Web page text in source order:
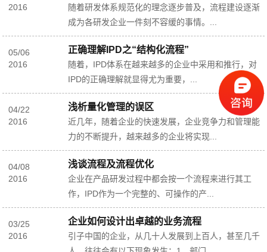
2016
随着研发体系规范化的理念逐步普及，流程建设逐渐
成为各研发企业一件刻不容缓的事情。...
05/06
2016
正确理解IPD之“结构化流程”
随着，IPD体系在越来越多的企业中采用和推行，对
IPD的正确理解就显得尤为重要，...
04/22
2016
浅析量化管理的误区
近几年，随着企业的快速发展，企业竞争力和管理能
力的不断提升，越来越多的企业将实现...
04/08
2016
浅谈流程及流程优化
企业在产品研发过程中都会按一个流程来进行其工
作，IPD作为一个完整的、可操作的产...
03/25
2016
企业如何设计出卓越的业务流程
引子中国的企业，从几十人发展到上百人，甚至几千